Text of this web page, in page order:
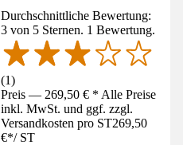
Durchschnittliche Bewertung:
3 von 5 Sternen. 1 Bewertung.
(1)
Preis — 269,50 € * Alle Preise
inkl. MwSt. und ggf. zzgl.
Versandkosten pro ST269,50
€*/ ST